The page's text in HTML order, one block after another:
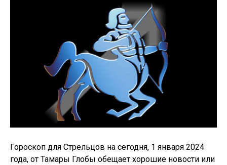
Гороскоп для Стрельцов на сегодня, 1 января 2024
года, от Тамары Глобы обещает хорошие новости или